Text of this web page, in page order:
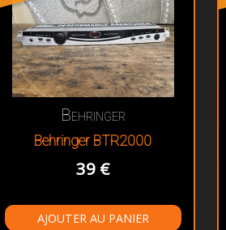
Behringer
Behringer BTR2000
39 €